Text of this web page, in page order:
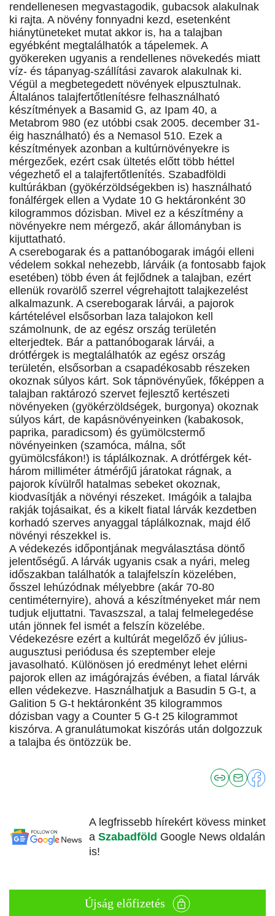
rendellenesen megvastagodik, gubacsok alakulnak
ki rajta. A növény fonnyadni kezd, esetenként
hiánytüneteket mutat akkor is, ha a talajban
egyébként megtalálhatók a tápelemek. A
gyökereken ugyanis a rendellenes növekedés miatt
víz- és tápanyag-szállítási zavarok alakulnak ki.
Végül a megbetegedett növények elpusztulnak.
Általános talajfertőtlenítésre felhasználható
készítmények a Basamid G, az Ipam 40, a
Metabrom 980 (ez utóbbi csak 2005. december 31-
éig használható) és a Nemasol 510. Ezek a
készítmények azonban a kultúrnövényekre is
mérgezőek, ezért csak ültetés előtt több héttel
végezhető el a talajfertőtlenítés. Szabadföldi
kultúrákban (gyökérzöldségekben is) használható
fonálférgek ellen a Vydate 10 G hektáronként 30
kilogrammos dózisban. Mivel ez a készítmény a
növényekre nem mérgező, akár állományban is
kijuttatható.
A cserebogarak és a pattanóbogarak imágói elleni
védelem sokkal nehezebb, lárváik (a fontosabb fajok
esetében) több éven át fejlődnek a talajban, ezért
ellenük rovarölő szerrel végrehajtott talajkezelést
alkalmazunk. A cserebogarak lárvái, a pajorok
kártételével elsősorban laza talajokon kell
számolnunk, de az egész ország területén
elterjedtek. Bár a pattanóbogarak lárvái, a
drótférgek is megtalálhatók az egész ország
területén, elsősorban a csapadékosabb részeken
okoznak súlyos kárt. Sok tápnövényűek, főképpen a
talajban raktározó szervet fejlesztő kertészeti
növényeken (gyökérzöldségek, burgonya) okoznak
súlyos kárt, de kapásnövényeinken (kabakosok,
paprika, paradicsom) és gyümölcstermő
növényeinken (szamóca, málna, sőt
gyümölcsfákon!) is táplálkoznak. A drótférgek két-
három milliméter átmérőjű járatokat rágnak, a
pajorok kívülről hatalmas sebeket okoznak,
kiodvasítják a növényi részeket. Imágóik a talajba
rakják tojásaikat, és a kikelt fiatal lárvák kezdetben
korhadó szerves anyaggal táplálkoznak, majd élő
növényi részekkel is.
A védekezés időpontjának megválasztása döntő
jelentőségű. A lárvák ugyanis csak a nyári, meleg
időszakban találhatók a talajfelszín közelében,
ősszel lehúzódnak mélyebbre (akár 70-80
centiméternyire), ahová a készítményeket már nem
tudjuk eljuttatni. Tavaszszal, a talaj felmelegedése
után jönnek fel ismét a felszín közelébe.
Védekezésre ezért a kultúrát megelőző év július-
augusztusi periódusa és szeptember eleje
javasolható. Különösen jó eredményt lehet elérni
pajorok ellen az imágórajzás évében, a fiatal lárvák
ellen védekezve. Használhatjuk a Basudin 5 G-t, a
Galition 5 G-t hektáronként 35 kilogrammos
dózisban vagy a Counter 5 G-t 25 kilogrammot
kiszórva. A granulátumokat kiszórás után dolgozzuk
a talajba és öntözzük be.
A legfrissebb hírekért kövess minket
a Szabadföld Google News oldalán
is!
Újság előfizetés